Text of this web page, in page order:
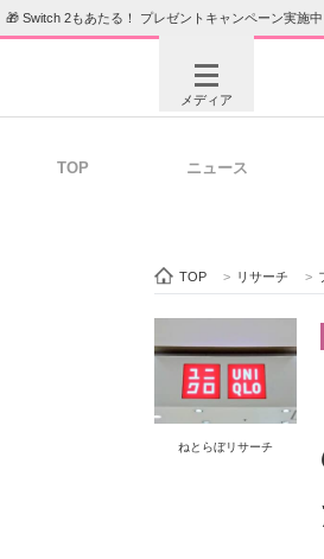
🎁 Switch 2もあたる！ プレゼントキャンペーン実施中
メディア
ビジネスと働き方
TOP ニュース
TOP > リサーチ >
ねとらぼリサーチ